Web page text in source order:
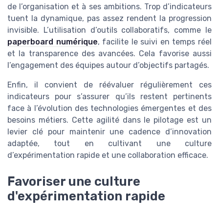
de l’organisation et à ses ambitions. Trop d’indicateurs
tuent la dynamique, pas assez rendent la progression
invisible. L’utilisation d’outils collaboratifs, comme le
paperboard numérique, facilite le suivi en temps réel
et la transparence des avancées. Cela favorise aussi
l’engagement des équipes autour d’objectifs partagés.
Enfin, il convient de réévaluer régulièrement ces
indicateurs pour s’assurer qu’ils restent pertinents
face à l’évolution des technologies émergentes et des
besoins métiers. Cette agilité dans le pilotage est un
levier clé pour maintenir une cadence d’innovation
adaptée, tout en cultivant une culture
d’expérimentation rapide et une collaboration efficace.
Favoriser une culture
d'expérimentation rapide